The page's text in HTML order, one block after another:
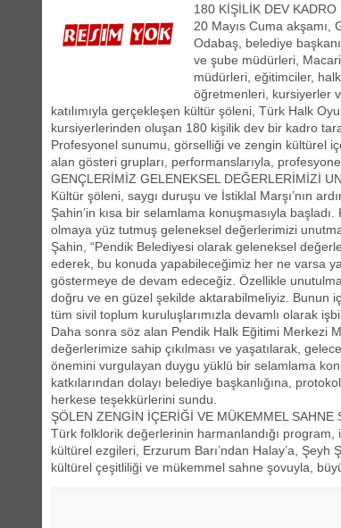
180 KİŞİLİK DEV
20 Mayıs Cuma akşamı,
Odabaş, belediye
ve şube müdürleri,
müdürleri, eğitimciler,
öğretmenleri, kursiyerler
katılımıyla gerçekleşen kültür şöleni, Türk Halk
kursiyerlerinden oluşan 180 kişilik dev bir kadro
Profesyonel sunumu, görselliği ve zengin kültürel
alan gösteri grupları, performanslarıyla,
GENÇLERİMİZ GELENEKSEL DEĞERLERİMİZİ
Kültür şöleni, saygı duruşu ve İstiklal Marşı’nın
Şahin’in kısa bir selamlama konuşmasıyla
olmaya yüz tutmuş geleneksel değerlerimizi
Şahin, “Pendik Belediyesi olarak geleneksel
ederek, bu konuda yapabileceğimiz her ne varsa
göstermeye de devam edeceğiz. Özellikle
doğru ve en güzel şekilde aktarabilmeliyiz. Bunun
tüm sivil toplum kuruluşlarımızla devamlı olarak
Daha sonra söz alan Pendik Halk Eğitimi Merkezi
değerlerimize sahip çıkılması ve yaşatılarak,
önemini vurgulayan duygu yüklü bir selamlama
katkılarından dolayı belediye başkanlığına,
herkese teşekkürlerini sundu.
ŞÖLEN ZENGİN İÇERİĞİ VE MÜKEMMEL SAHNE
Türk folklorik değerlerinin harmanlandığı
kültürel ezgileri, Erzurum Barı’ndan Halay’a, Şeyh
kültürel çeşitliliği ve mükemmel sahne şovuyla,